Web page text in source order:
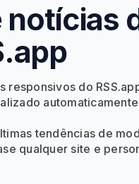
do
tendências de
qualquer site e